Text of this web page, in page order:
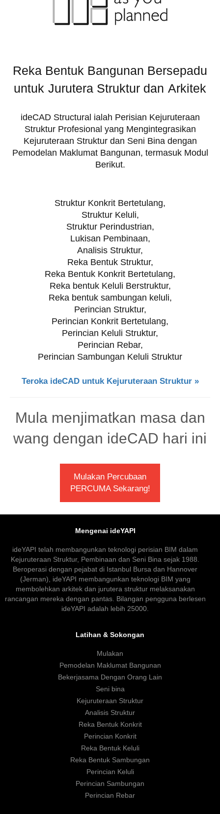
Reka Bentuk Bangunan Bersepadu
untuk Jurutera Struktur dan Arkitek
ideCAD Structural ialah Perisian Kejuruteraan
Struktur Profesional yang Mengintegrasikan
Kejuruteraan Struktur dan Seni Bina dengan
Pemodelan Maklumat Bangunan, termasuk Modul
Berikut.
Struktur Konkrit Bertetulang,
Struktur Keluli,
Struktur Perindustrian,
Lukisan Pembinaan,
Analisis Struktur,
Reka Bentuk Struktur,
Reka Bentuk Konkrit Bertetulang,
Reka bentuk Keluli Berstruktur,
Reka bentuk sambungan keluli,
Perincian Struktur,
Perincian Konkrit Bertetulang,
Perincian Keluli Struktur,
Perincian Rebar,
Perincian Sambungan Keluli Struktur
Teroka ideCAD untuk Kejuruteraan Struktur »
Mula menjimatkan masa dan
wang dengan ideCAD hari ini
Mulakan Percubaan
PERCUMA Sekarang!
Mengenai ideYAPI
ideYAPI telah membangunkan teknologi perisian BIM dalam
Kejuruteraan Struktur, Pembinaan dan Seni Bina sejak 1988.
Beroperasi dengan pejabat di Istanbul Bursa dan Hannover
(Jerman), ideYAPI membangunkan teknologi BIM yang
membolehkan arkitek dan jurutera struktur melaksanakan
rancangan mereka dengan pantas. Bilangan pengguna berlesen
ideYAPI adalah lebih 25000.
Latihan & Sokongan
Mulakan
Pemodelan Maklumat Bangunan
Bekerjasama Dengan Orang Lain
Seni bina
Kejuruteraan Struktur
Analisis Struktur
Reka Bentuk Konkrit
Perincian Konkrit
Reka Bentuk Keluli
Reka Bentuk Sambungan
Perincian Keluli
Perincian Sambungan
Perincian Rebar